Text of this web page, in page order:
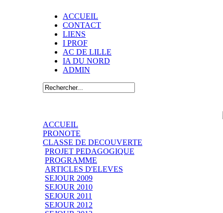
ACCUEIL
CONTACT
LIENS
I PROF
AC DE LILLE
IA DU NORD
ADMIN
ACCUEIL
PRONOTE
CLASSE DE DECOUVERTE
PROJET PEDAGOGIQUE
PROGRAMME
ARTICLES D'ELEVES
SEJOUR 2009
SEJOUR 2010
SEJOUR 2011
SEJOUR 2012